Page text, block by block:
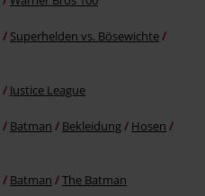
Superhelden vs. Bösewichte
Justice League
Batman Bekleidung
Hosen
Batman The Batman